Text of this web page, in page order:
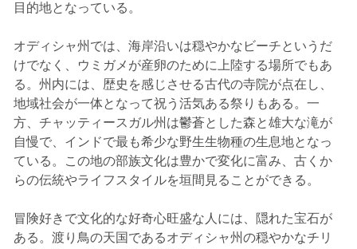
目的地となっている。
オディシャ州では、海岸沿いは穏やかなビーチというだ
けでなく、ウミガメが産卵のために上陸する場所でもあ
る。州内には、歴史を感じさせる古代の寺院が点在し、
地域社会が一体となって祝う活気ある祭りもある。一
方、チャッティースガル州は鬱蒼とした森と雄大な滝が
自慢で、インドで最も希少な野生生物種の生息地となっ
ている。この地の部族文化は豊かで変化に富み、古くか
らの伝統やライフスタイルを垣間見ることができる。
冒険好きで文化的な好奇心旺盛な人には、隠れた宝石が
ある。渡り鳥の天国であるオディシャ州の穏やかなチリ